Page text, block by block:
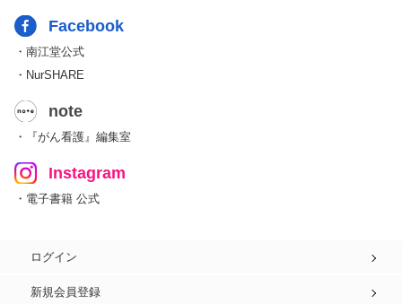
Facebook
・南江堂公式
・NurSHARE
note
・『がん看護』編集室
Instagram
・電子書籍 公式
ログイン
新規会員登録